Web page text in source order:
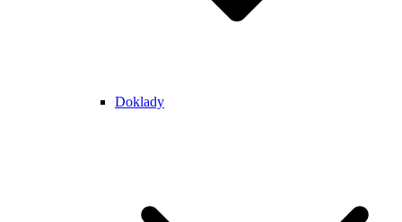
Doklady